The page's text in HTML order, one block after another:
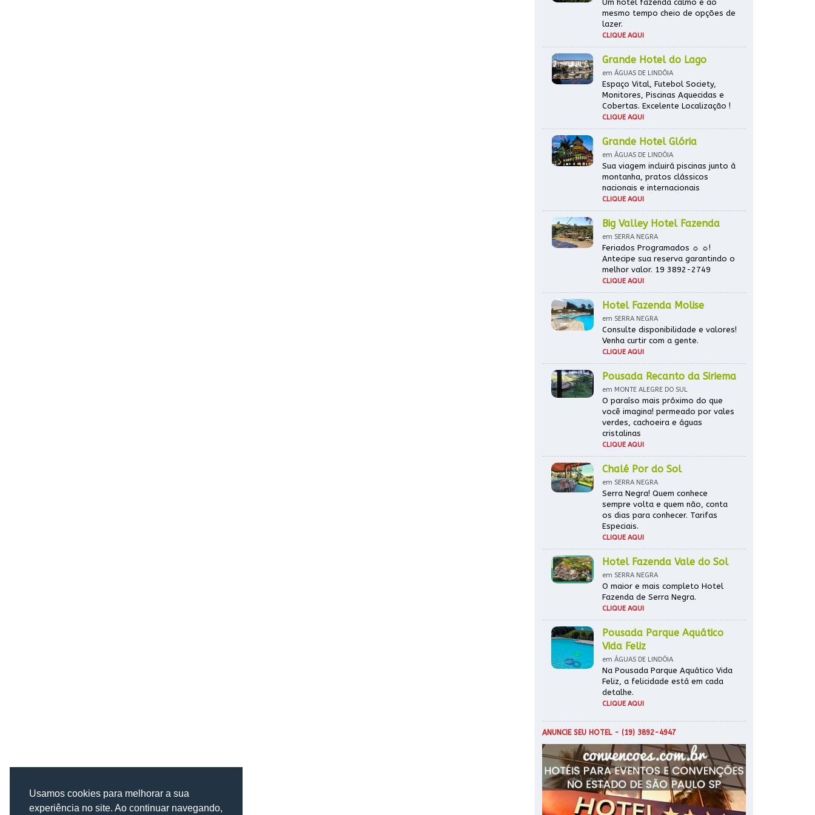
Usamos cookies para melhorar a sua
experiência no site. Ao continuar navegando,
Um hotel fazenda calmo e ao
mesmo tempo cheio de opções de
lazer.
CLIQUE AQUI
Grande Hotel do Lago
em ÁGUAS DE LINDÓIA
Espaço Vital, Futebol Society,
Monitores, Piscinas Aquecidas e
Cobertas. Excelente Localização !
CLIQUE AQUI
Grande Hotel Glória
em ÁGUAS DE LINDÓIA
Sua viagem incluirá piscinas junto à
montanha, pratos clássicos
nacionais e internacionais
CLIQUE AQUI
Big Valley Hotel Fazenda
em SERRA NEGRA
Feriados Programados ☼ ☼!
Antecipe sua reserva garantindo o
melhor valor. 19 3892-2749
CLIQUE AQUI
Hotel Fazenda Molise
em SERRA NEGRA
Consulte disponibilidade e valores!
Venha curtir com a gente.
CLIQUE AQUI
Pousada Recanto da Siriema
em MONTE ALEGRE DO SUL
O paraíso mais próximo do que
você imagina! permeado por vales
verdes, cachoeira e águas
cristalinas
CLIQUE AQUI
Chalé Por do Sol
em SERRA NEGRA
Serra Negra! Quem conhece
sempre volta e quem não, conta
os dias para conhecer. Tarifas
Especiais.
CLIQUE AQUI
Hotel Fazenda Vale do Sol
em SERRA NEGRA
O maior e mais completo Hotel
Fazenda de Serra Negra.
CLIQUE AQUI
Pousada Parque Aquático
Vida Feliz
em ÁGUAS DE LINDÓIA
Na Pousada Parque Aquático Vida
Feliz, a felicidade está em cada
detalhe.
CLIQUE AQUI
ANUNCIE SEU HOTEL- (19) 3892-4947